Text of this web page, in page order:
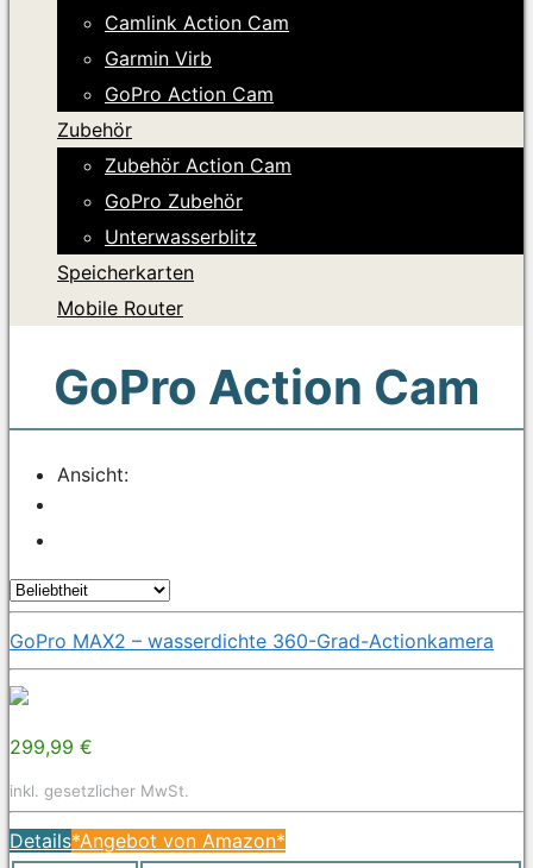
Camlink Action Cam
Garmin Virb
GoPro Action Cam
Zubehör
Zubehör Action Cam
GoPro Zubehör
Unterwasserblitz
Speicherkarten
Mobile Router
GoPro Action Cam
Ansicht:
GoPro MAX2 – wasserdichte 360-Grad-Actionkamera
299,99 €
inkl. gesetzlicher MwSt.
Details*Angebot von Amazon*